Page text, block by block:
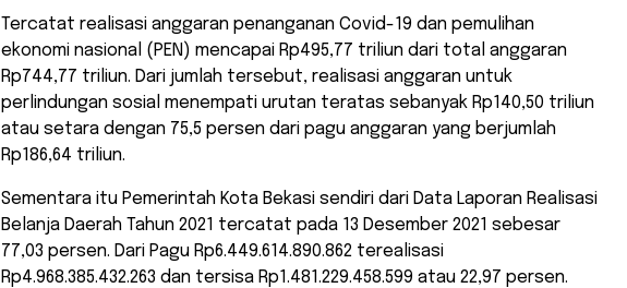
Tercatat realisasi anggaran penanganan Covid-19 dan pemulihan
ekonomi nasional (PEN) mencapai Rp495,77 triliun dari total anggaran
Rp744,77 triliun. Dari jumlah tersebut, realisasi anggaran untuk
perlindungan sosial menempati urutan teratas sebanyak Rp140,50 triliun
atau setara dengan 75,5 persen dari pagu anggaran yang berjumlah
Rp186,64 triliun.
Sementara itu Pemerintah Kota Bekasi sendiri dari Data Laporan Realisasi
Belanja Daerah Tahun 2021 tercatat pada 13 Desember 2021 sebesar
77,03 persen. Dari Pagu Rp6.449.614.890.862 terealisasi
Rp4.968.385.432.263 dan tersisa Rp1.481.229.458.599 atau 22,97 persen.